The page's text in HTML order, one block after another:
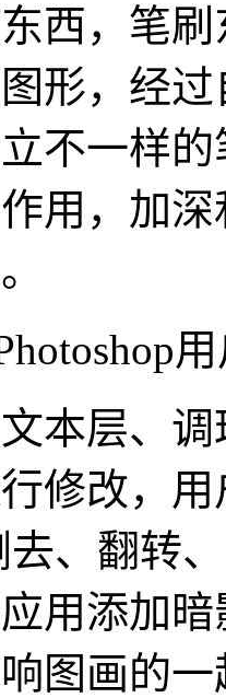
，笔刷
形，经
不一样
用，加
用
层、调
修改，
、翻转
用添加
图画的